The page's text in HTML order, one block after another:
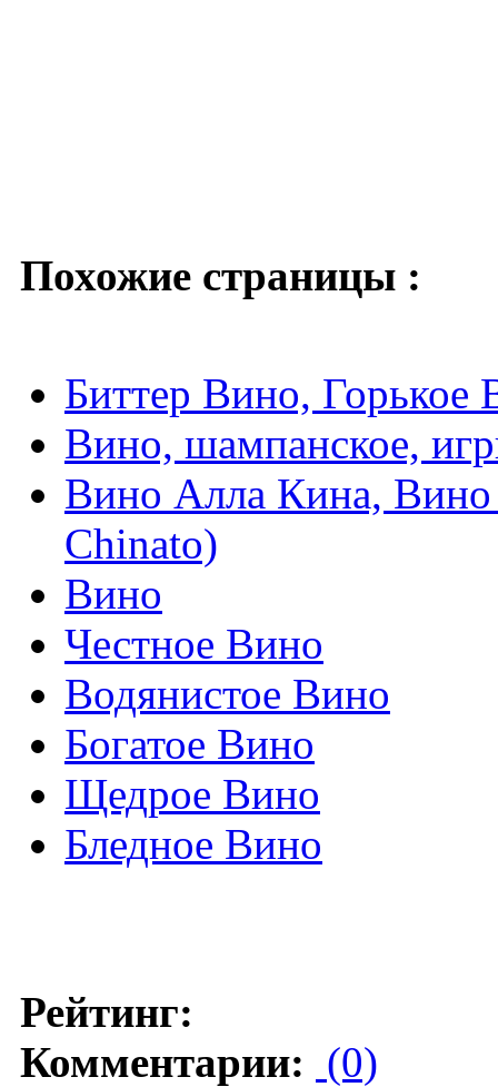
Похожие страницы :
Биттер Вино,
Вино, шампанское,
Вино Алла Кина,
Chinato)
Вино
Честное Вино
Водянистое Вино
Богатое Вино
Щедрое Вино
Бледное Вино
Рейтинг:
Комментарии: (0)